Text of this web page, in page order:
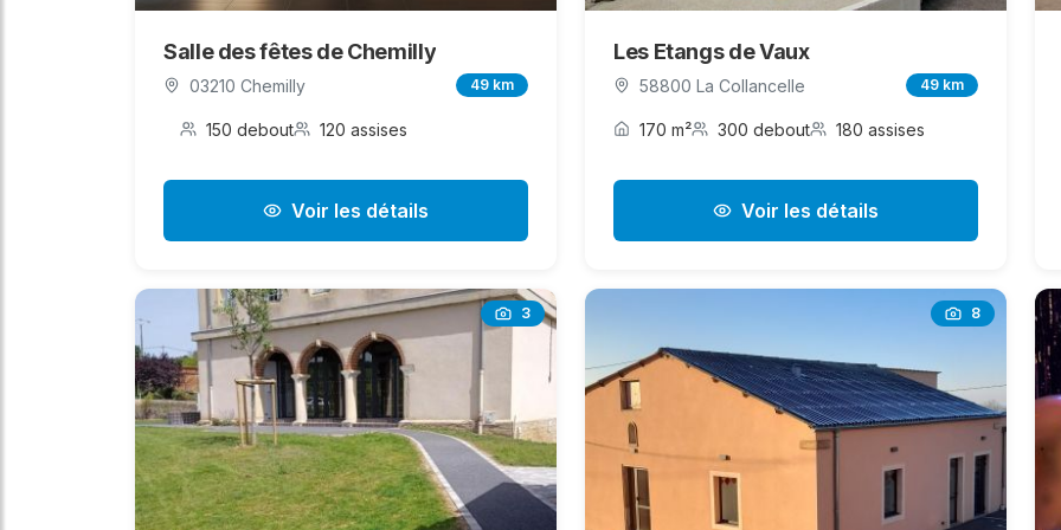
Salle des fêtes de Chemilly
03210 Chemilly 49 km
150 debout 120 assises
Voir les détails
Les Etangs de Vaux
58800 La Collancelle 49 km
170 m² 300 debout 180 assises
Voir les détails
3 8